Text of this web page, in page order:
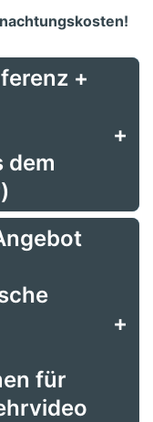
+
dem
+
für
+